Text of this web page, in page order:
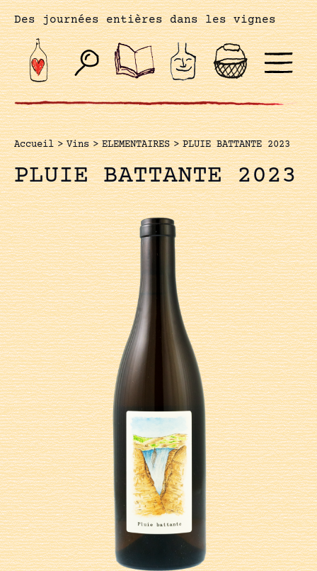
Des journées entières dans les vignes
Accueil > Vins > ELEMENTAIRES > PLUIE BATTANTE 2023
PLUIE BATTANTE 2023